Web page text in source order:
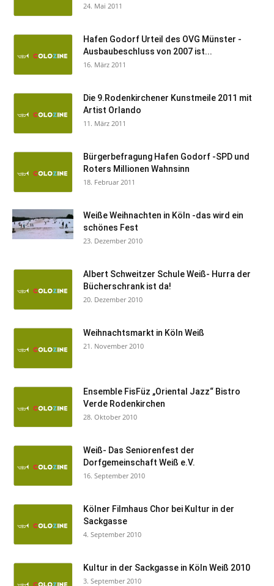
24. Mai 2011
Hafen Godorf Urteil des OVG Münster -
Ausbaubeschluss von 2007 ist...
16. März 2011
Die 9.Rodenkirchener Kunstmeile 2011 mit
Artist Orlando
11. März 2011
Bürgerbefragung Hafen Godorf -SPD und
Roters Millionen Wahnsinn
18. Februar 2011
Weiße Weihnachten in Köln -das wird ein
schönes Fest
23. Dezember 2010
Albert Schweitzer Schule Weiß- Hurra der
Bücherschrank ist da!
20. Dezember 2010
Weihnachtsmarkt in Köln Weiß
21. November 2010
Ensemble FisFüz „Oriental Jazz“ Bistro
Verde Rodenkirchen
28. Oktober 2010
Weiß- Das Seniorenfest der
Dorfgemeinschaft Weiß e.V.
16. September 2010
Kölner Filmhaus Chor bei Kultur in der
Sackgasse
4. September 2010
Kultur in der Sackgasse in Köln Weiß 2010
3. September 2010